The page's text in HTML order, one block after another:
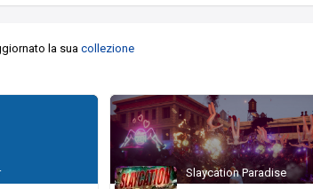
la suacollezione
Slaycation Paradise